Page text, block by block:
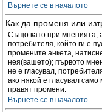
Върнете се в началото
Как да променя или
Също като при мненията,
потребителя, който ги е
промените анкета,
нея(вашето); първото
не е гласувал,
ако някой е гласувал
правят промени.
Върнете се в началото